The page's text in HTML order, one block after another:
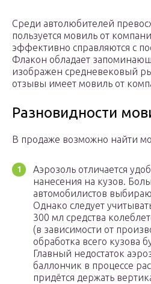
Среди автолюбителей
пользуется мовиль от
эффективно справляются с
Флакон обладает
изображен средневековый
отзывы имеет мовиль от
Разновидности
В продаже возможно найти
Аэрозоль отличается
нанесения на кузов.
автомобилистов
Однако следует
300 мл средства
(в зависимости от
обработка всего кузова
Главный недостаток
баллончик в процессе
придётся держать